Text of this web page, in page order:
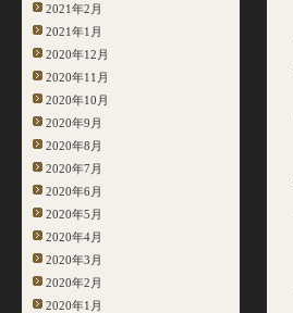
2021年2月
2021年1月
2020年12月
2020年11月
2020年10月
2020年9月
2020年8月
2020年7月
2020年6月
2020年5月
2020年4月
2020年3月
2020年2月
2020年1月